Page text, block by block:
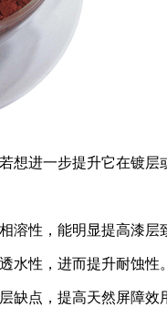
进一步提升它在镀层
溶性，能明显提高漆层
水性，进而提升耐蚀性。
缺点，提高天然屏障效